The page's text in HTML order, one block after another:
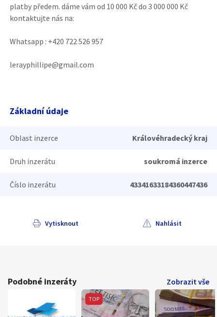
platby předem. dáme vám od 10 000 Kč do 3 000 000 Kč
kontaktujte nás na:
Whatsapp : ‪+420 722 526 957‬ ‪
lerayphillipe@gmail.com
Základní údaje
Oblast inzerce Královéhradecký kraj
Druh inzerátu soukromá inzerce
Číslo inzerátu 43341633184360447436
Vytisknout Nahlásit
Podobné inzeráty Zobrazit vše
TOP